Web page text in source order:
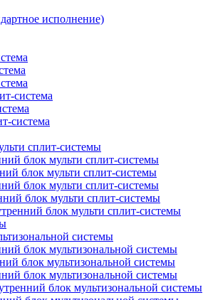
исполнение)
система
система
сплит-системы
блок мульти сплит-системы
блок мульти сплит-системы
блок мульти сплит-системы
блок мульти сплит-системы
блок мульти сплит-системы
системы
блок мультизональной системы
блок мультизональной системы
блок мультизональной системы
блок мультизональной системы